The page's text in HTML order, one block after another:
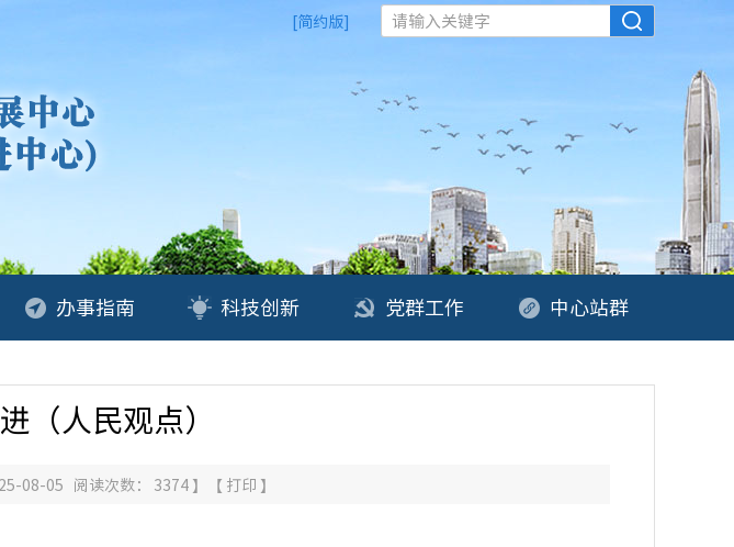
[简约版] 请输入关键字
办事指南 科技创新 党群工作 中心站群
（人民观点）
08-05 阅读次数： 3374】 【 打印 】